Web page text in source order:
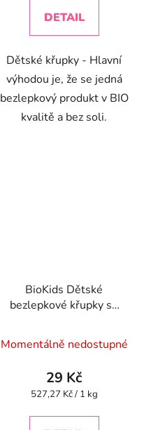
5
DETAIL
Dětské křupky - Hlavní
výhodou je, že se jedná
bezlepkový produkt v BIO
kvalitě a bez soli.
BioKids Dětské
bezlepkové křupky se
Momentálně nedostupné
29 Kč
Měrná
527,27 Kč / 1 kg